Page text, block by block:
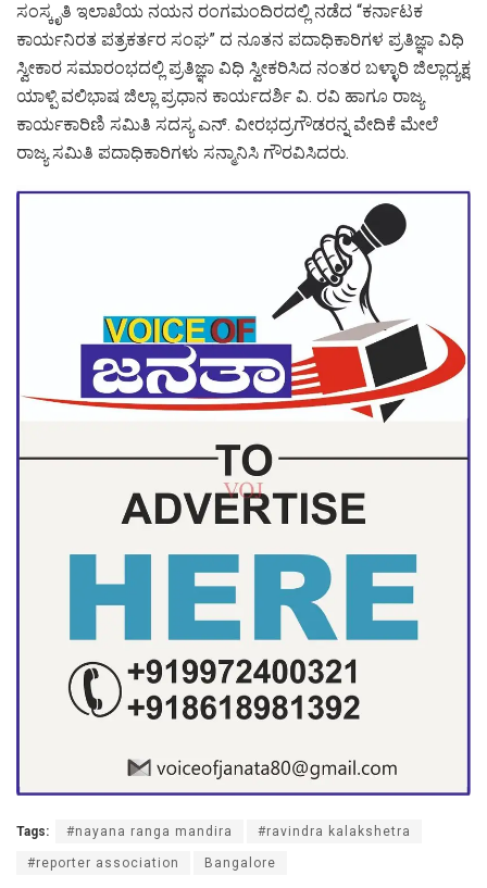
ಸಂಸ್ಕೃತಿ ಇಲಾಖೆಯ ನಯನ ರಂಗಮಂದಿರದಲ್ಲಿ ನಡೆದ “ಕರ್ನಾಟಕ
ಕಾರ್ಯನಿರತ ಪತ್ರಕರ್ತರ ಸಂಘ” ದ ನೂತನ ಪದಾಧಿಕಾರಿಗಳ ಪ್ರತಿಜ್ಞಾ ವಿಧಿ
ಸ್ವೀಕಾರ ಸಮಾರಂಭದಲ್ಲಿ ಪ್ರತಿಜ್ಞಾ ವಿಧಿ ಸ್ವೀಕರಿಸಿದ ನಂತರ ಬಳ್ಳಾರಿ ಜಿಲ್ಲಾದ್ಯಕ್ಷ
ಯಾಳ್ಪಿ ವಲಿಭಾಷ ಜಿಲ್ಲಾ ಪ್ರಧಾನ ಕಾರ್ಯದರ್ಶಿ ವಿ. ರವಿ ಹಾಗೂ ರಾಜ್ಯ
ಕಾರ್ಯಕಾರಿಣಿ ಸಮಿತಿ ಸದಸ್ಯ ಎನ್. ವೀರಭದ್ರಗೌಡರನ್ನ ವೇದಿಕೆ ಮೇಲೆ
ರಾಜ್ಯ ಸಮಿತಿ ಪದಾಧಿಕಾರಿಗಳು ಸನ್ಮಾನಿಸಿ ಗೌರವಿಸಿದರು.
Tags: #nayana ranga mandira #ravindra kalakshetra
#reporter association Bangalore